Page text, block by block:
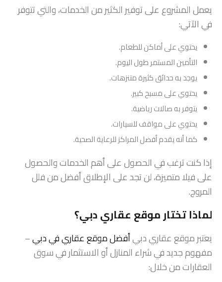
يعمل المشروع على توفير الكثير من الخدمات، والتي تتوفر
في الآتي:
يحتوي على أماكن للطعام.
التأمين المستمر طول اليوم.
يوجد به حدائق كثيرة متنزهات.
يحتوي على مسبح كبير.
يتوفر به صالات رياضية.
يحتوي على مواقف للسيارات.
كما أنه يقدم أفضل المراكز للرعاية الصحية.
إذا كنت ترغب في الحصول على أهم الخدمات والحصول
على فيلا متميزة، لن تجد على الإطلاق أفضل من فلل
المروج.
لماذا تختار موقع عقاري دبي؟
يعتبر موقع عقاري دبيأفضل موقع عقاري في دبي–
مفهوم جديد في شراء المنازل أو الاستثمار في سوق
العقارات من خلال: